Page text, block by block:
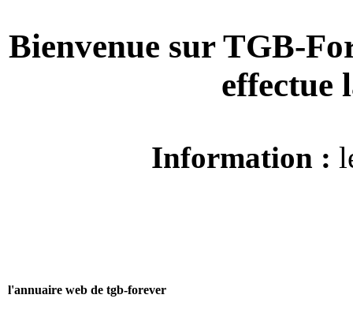
Bienvenue sur TGB-
Information :
l'annuaire web de tgb-forever